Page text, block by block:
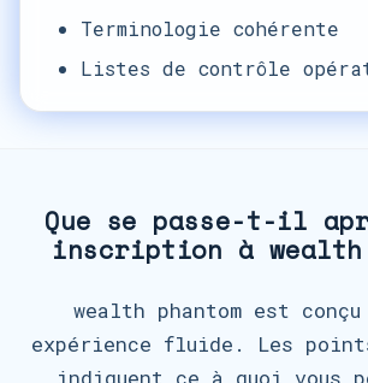
Terminologie cohérente
Listes de contrôle
Que se passe-t-il
inscription à wealth
wealth phantom est conçu
expérience fluide. Les